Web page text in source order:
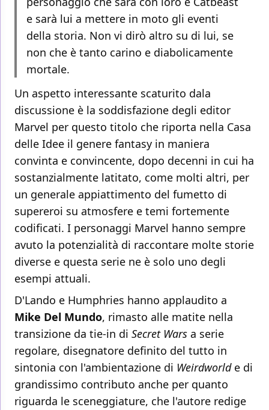
e sarà lui a mettere in moto gli eventi
della storia. Non vi dirò altro su di lui, se
non che è tanto carino e diabolicamente
mortale.
Un aspetto interessante scaturito dala
discussione è la soddisfazione degli editor
Marvel per questo titolo che riporta nella Casa
delle Idee il genere fantasy in maniera
convinta e convincente, dopo decenni in cui ha
sostanzialmente latitato, come molti altri, per
un generale appiattimento del fumetto di
supereroi su atmosfere e temi fortemente
codificati. I personaggi Marvel hanno sempre
avuto la potenzialità di raccontare molte storie
diverse e questa serie ne è solo uno degli
esempi attuali.
D'Lando e Humphries hanno applaudito a
Mike Del Mundo, rimasto alle matite nella
transizione da tie-in di Secret Wars a serie
regolare, disegnatore definito del tutto in
sintonia con l'ambientazione di Weirdworlde di
grandissimo contributo anche per quanto
riguarda le sceneggiature, che l'autore redige